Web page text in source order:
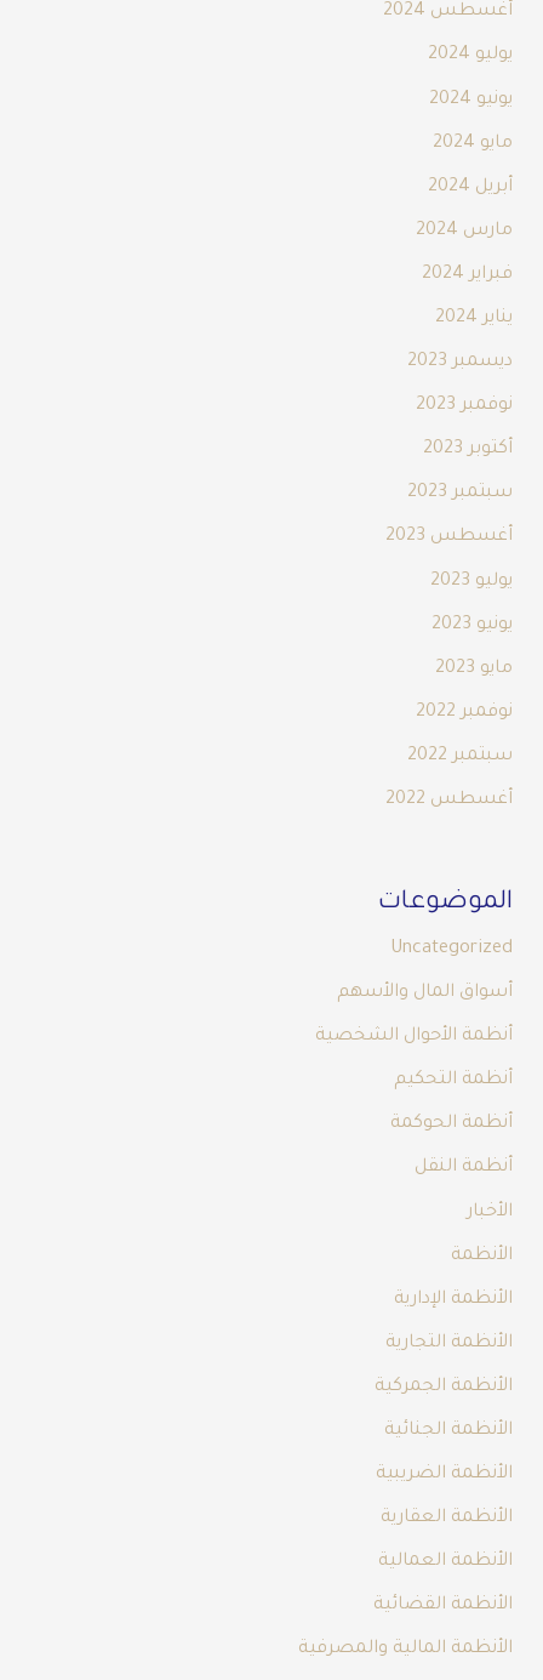
أغسطس 2024
يوليو 2024
يونيو 2024
مايو 2024
أبريل 2024
مارس 2024
فبراير 2024
يناير 2024
ديسمبر 2023
نوفمبر 2023
أكتوبر 2023
سبتمبر 2023
أغسطس 2023
يوليو 2023
يونيو 2023
مايو 2023
نوفمبر 2022
سبتمبر 2022
أغسطس 2022
الموضوعات
Uncategorized
أسواق المال والأسهم
أنظمة الأحوال الشخصية
أنظمة التحكيم
أنظمة الحوكمة
أنظمة النقل
الأخبار
الأنظمة
الأنظمة الإدارية
الأنظمة التجارية
الأنظمة الجمركية
الأنظمة الجنائية
الأنظمة الضريبية
الأنظمة العقارية
الأنظمة العمالية
الأنظمة القضائية
الأنظمة المالية والمصرفية